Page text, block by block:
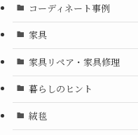
コーディネート事例
家具
家具リペア・家具修理
暮らしのヒント
絨毯